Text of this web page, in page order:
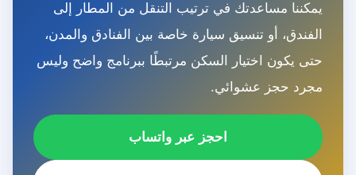
يمكننا مساعدتك في ترتيب التنقل من المطار إلى
الفندق، أو تنسيق سيارة خاصة بين الفنادق والمدن،
حتى يكون اختيار السكن مرتبطًا ببرنامج واضح وليس
مجرد حجز عشوائي.
احجز عبر واتساب